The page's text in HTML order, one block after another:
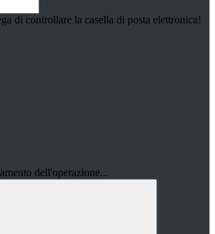
di controllare la casella di posta elettronica!
dell'operazione...